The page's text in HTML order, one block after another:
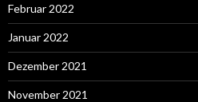
Februar 2022
Januar 2022
Dezember 2021
November 2021